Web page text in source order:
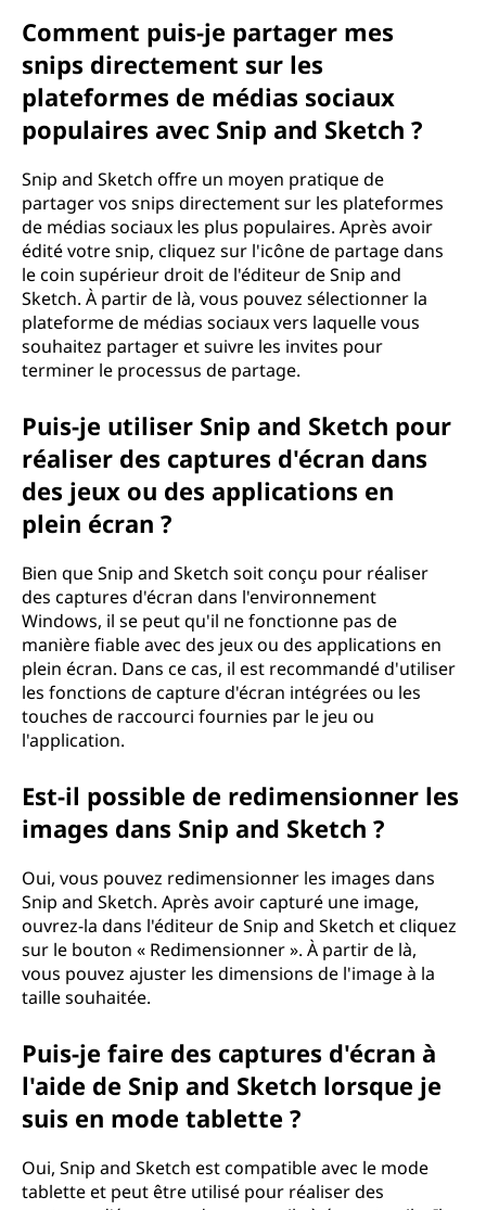
Comment puis-je partager mes
snips directement sur les
plateformes de médias sociaux
populaires avec Snip and Sketch ?
Snip and Sketch offre un moyen pratique de
partager vos snips directement sur les plateformes
de médias sociaux les plus populaires. Après avoir
édité votre snip, cliquez sur l'icône de partage dans
le coin supérieur droit de l'éditeur de Snip and
Sketch. À partir de là, vous pouvez sélectionner la
plateforme de médias sociaux vers laquelle vous
souhaitez partager et suivre les invites pour
terminer le processus de partage.
Puis-je utiliser Snip and Sketch pour
réaliser des captures d'écran dans
des jeux ou des applications en
plein écran ?
Bien que Snip and Sketch soit conçu pour réaliser
des captures d'écran dans l'environnement
Windows, il se peut qu'il ne fonctionne pas de
manière fiable avec des jeux ou des applications en
plein écran. Dans ce cas, il est recommandé d'utiliser
les fonctions de capture d'écran intégrées ou les
touches de raccourci fournies par le jeu ou
l'application.
Est-il possible de redimensionner les
images dans Snip and Sketch ?
Oui, vous pouvez redimensionner les images dans
Snip and Sketch. Après avoir capturé une image,
ouvrez-la dans l'éditeur de Snip and Sketch et cliquez
sur le bouton « Redimensionner ». À partir de là,
vous pouvez ajuster les dimensions de l'image à la
taille souhaitée.
Puis-je faire des captures d'écran à
l'aide de Snip and Sketch lorsque je
suis en mode tablette ?
Oui, Snip and Sketch est compatible avec le mode
tablette et peut être utilisé pour réaliser des